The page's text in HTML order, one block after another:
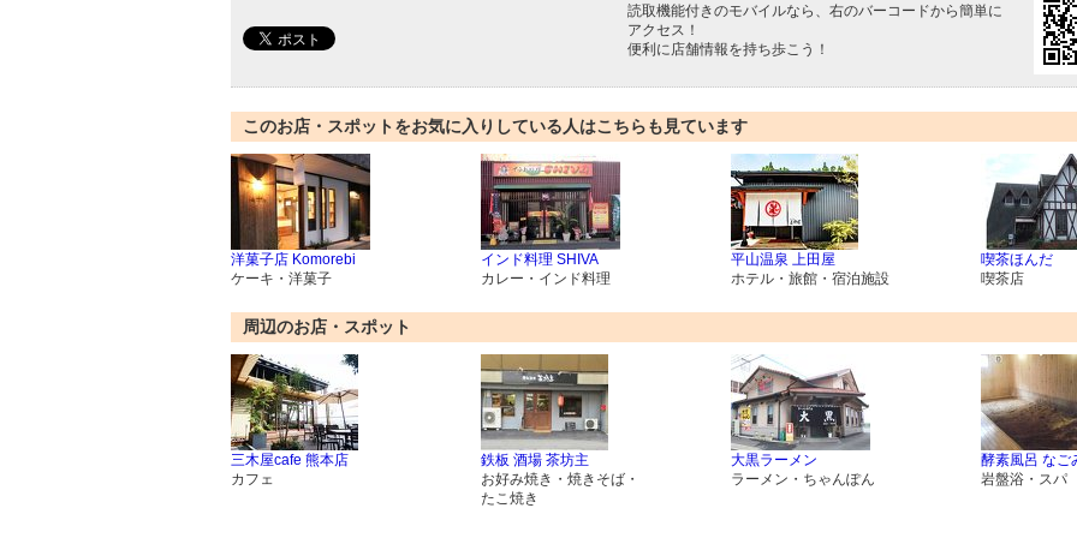
読取機能付きのモバイルなら、右のバーコードから簡単に
アクセス！
便利に店舗情報を持ち歩こう！
このお店・スポットをお気に入りしている人はこちらも見ています
洋菓子店 Komorebi
ケーキ・洋菓子
インド料理 SHIVA
カレー・インド料理
平山温泉 上田屋
ホテル・旅館・宿泊施設
喫茶ほんだ
喫茶店
周辺のお店・スポット
三木屋cafe 熊本店
カフェ
鉄板 酒場 茶坊主
お好み焼き・焼きそば・
たこ焼き
大黒ラーメン
ラーメン・ちゃんぽん
酵素風呂 なご
岩盤浴・スパ